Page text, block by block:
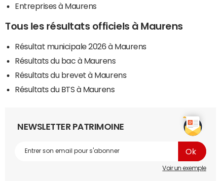
Entreprises à Maurens
Tous les résultats officiels à Maurens
Résultat municipale 2026 à Maurens
Résultats du bac à Maurens
Résultats du brevet à Maurens
Résultats du BTS à Maurens
NEWSLETTER PATRIMOINE
Voir un exemple